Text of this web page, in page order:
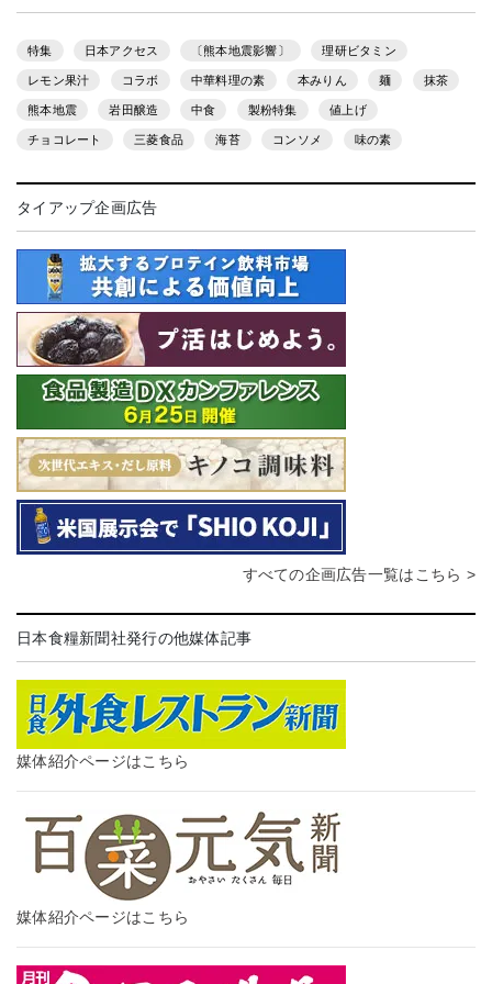
特集 日本アクセス 〔熊本地震影響〕 理研ビタミン
レモン果汁 コラボ 中華料理の素 本みりん 麺 抹茶
熊本地震 岩田醸造 中食 製粉特集 値上げ
チョコレート 三菱食品 海苔 コンソメ 味の素
タイアップ企画広告
すべての企画広告一覧はこちら >
日本食糧新聞社発行の他媒体記事
媒体紹介ページはこちら
媒体紹介ページはこちら